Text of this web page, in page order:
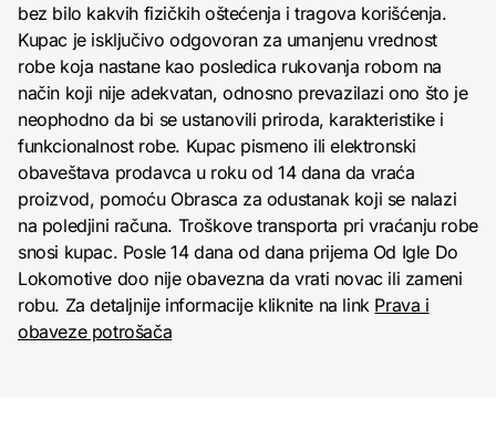
bez bilo kakvih fizičkih oštećenja i tragova korišćenja.
Kupac je isključivo odgovoran za umanjenu vrednost
robe koja nastane kao posledica rukovanja robom na
način koji nije adekvatan, odnosno prevazilazi ono što je
neophodno da bi se ustanovili priroda, karakteristike i
funkcionalnost robe. Kupac pismeno ili elektronski
obaveštava prodavca u roku od 14 dana da vraća
proizvod, pomoću Obrasca za odustanak koji se nalazi
na poledjini računa. Troškove transporta pri vraćanju robe
snosi kupac. Posle 14 dana od dana prijema Od Igle Do
Lokomotive doo nije obavezna da vrati novac ili zameni
robu. Za detaljnije informacije kliknite na link Prava i
obaveze potrošača